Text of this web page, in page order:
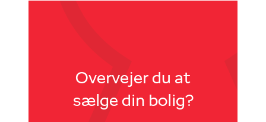
Overvejer du at
sælge din bolig?